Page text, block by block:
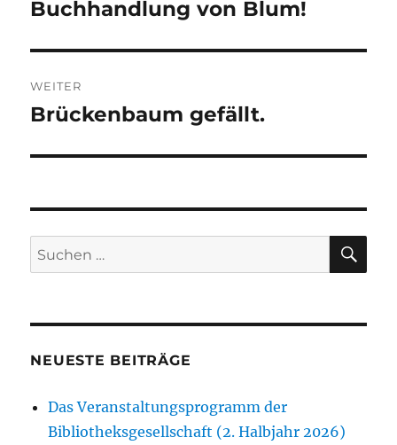
Buchhandlung von Blum!
WEITER
Nächster
Brückenbaum gefällt.
Suchen
nach:
NEUESTE BEITRÄGE
Das Veranstaltungsprogramm der
Bibliotheksgesellschaft (2. Halbjahr 2026)